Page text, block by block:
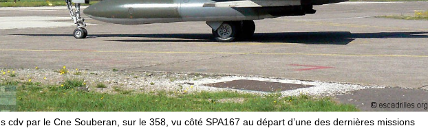
cdv par le Cne Souberan, sur le 358, vu côté SPA167 au départ d’une des dernières missions